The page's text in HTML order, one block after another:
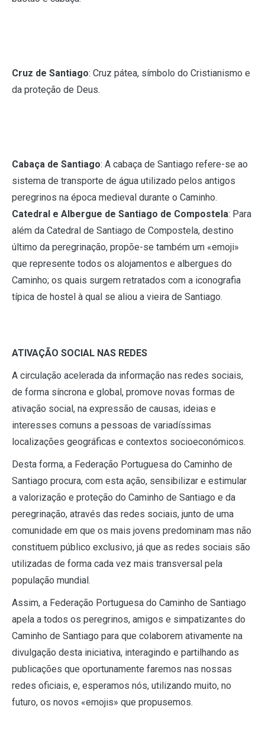
Cruz de Santiago: Cruz pátea, símbolo do Cristianismo e
da proteção de Deus.
Cabaça de Santiago: A cabaça de Santiago refere-se ao
sistema de transporte de água utilizado pelos antigos
peregrinos na época medieval durante o Caminho.
Catedral e Albergue de Santiago de Compostela: Para
além da Catedral de Santiago de Compostela, destino
último da peregrinação, propõe-se também um «emoji»
que represente todos os alojamentos e albergues do
Caminho; os quais surgem retratados com a iconografia
típica de hostel à qual se aliou a vieira de Santiago.
ATIVAÇÃO SOCIAL NAS REDES
A circulação acelerada da informação nas redes sociais,
de forma síncrona e global, promove novas formas de
ativação social, na expressão de causas, ideias e
interesses comuns a pessoas de variadíssimas
localizações geográficas e contextos socioeconómicos.
Desta forma, a Federação Portuguesa do Caminho de
Santiago procura, com esta ação, sensibilizar e estimular
a valorização e proteção do Caminho de Santiago e da
peregrinação, através das redes sociais, junto de uma
comunidade em que os mais jovens predominam mas não
constituem público exclusivo, já que as redes sociais são
utilizadas de forma cada vez mais transversal pela
população mundial.
Assim, a Federação Portuguesa do Caminho de Santiago
apela a todos os peregrinos, amigos e simpatizantes do
Caminho de Santiago para que colaborem ativamente na
divulgação desta iniciativa, interagindo e partilhando as
publicações que oportunamente faremos nas nossas
redes oficiais, e, esperamos nós, utilizando muito, no
futuro, os novos «emojis» que propusemos.